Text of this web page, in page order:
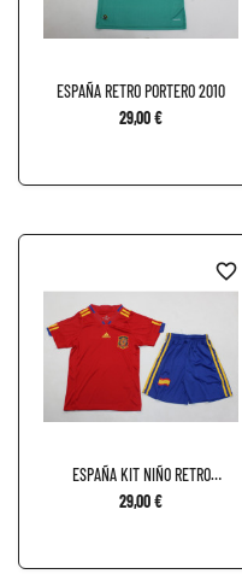
ESPAÑA RETRO PORTERO 2010
29,00 €
ESPAÑA KIT NIÑO RETRO
LOCAL...
29,00 €
favorite_border